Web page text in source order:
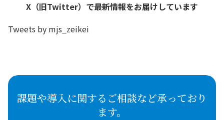
X（旧Twitter）で最新情報をお届けしています
Tweets by mjs_zeikei
課題や導入に関するご相談など承っており
ます。